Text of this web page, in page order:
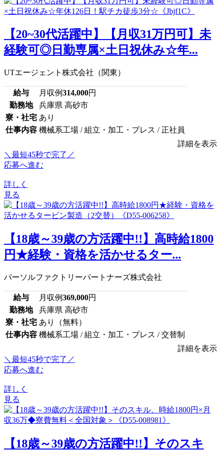
【20~30代活躍中】【月収31万円可】未
経験可◎日勤専属×土日祝休み☆年...
UTエージェント株式会社（関東）
給与 月収例314,000円
勤務地
兵庫県 高砂市
寮・社宅 あり
仕事内容 機械系工場 / 組立・加工・プレス / 正社員
詳細を表示
＼最短45秒で完了／
応募へ進む
詳しく
見る
【18歳～39歳の方活躍中!!】高時給1800
円★経験・資格を活かせるター...
パーソルファクトリーパートナーズ株式会社
給与 月収例369,000円
勤務地
兵庫県 高砂市
寮・社宅 あり（無料）
仕事内容 機械系工場 / 組立・加工・プレス / 交替制
詳細を表示
＼最短45秒で完了／
応募へ進む
詳しく
見る
【18歳～39歳の方活躍中!!】そのスキ